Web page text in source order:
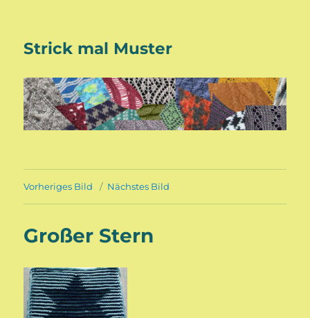
Strick mal Muster
Vorheriges Bild Nächstes Bild
Großer Stern